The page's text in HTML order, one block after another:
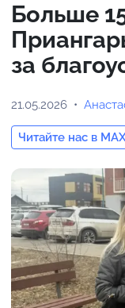
Больше
за
21.05.2026
Читайте нас в